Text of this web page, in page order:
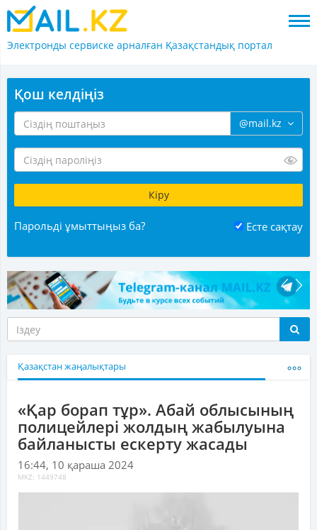
Электронды сервиске арналған Қазақстандық портал
Қош келдіңіз
@mail.kz
Парольді ұмыттыңыз ба? Есте сақтау
Қазақстан жаңалықтары
«Қар борап тұр». Абай облысының
полицейлері жолдың жабылуына
байланысты ескерту жасады
16:44, 10 қараша 2024
MKZ: 1449748